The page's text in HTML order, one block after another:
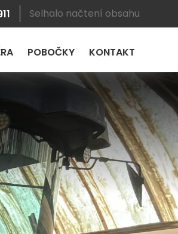
POBOČKY KONTAKT
Selhalo načtení obsahu